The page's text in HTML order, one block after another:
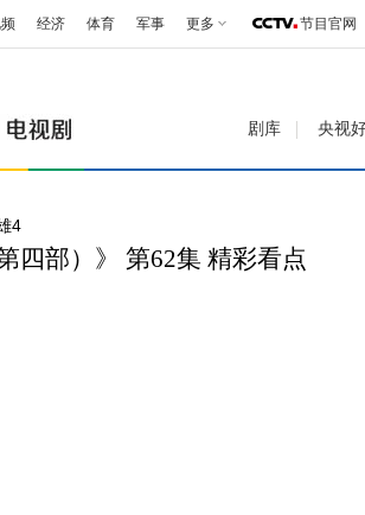
经济 体育 军事 更多 节目官网
剧库 央视
4
四部）》 第62集 精彩看点